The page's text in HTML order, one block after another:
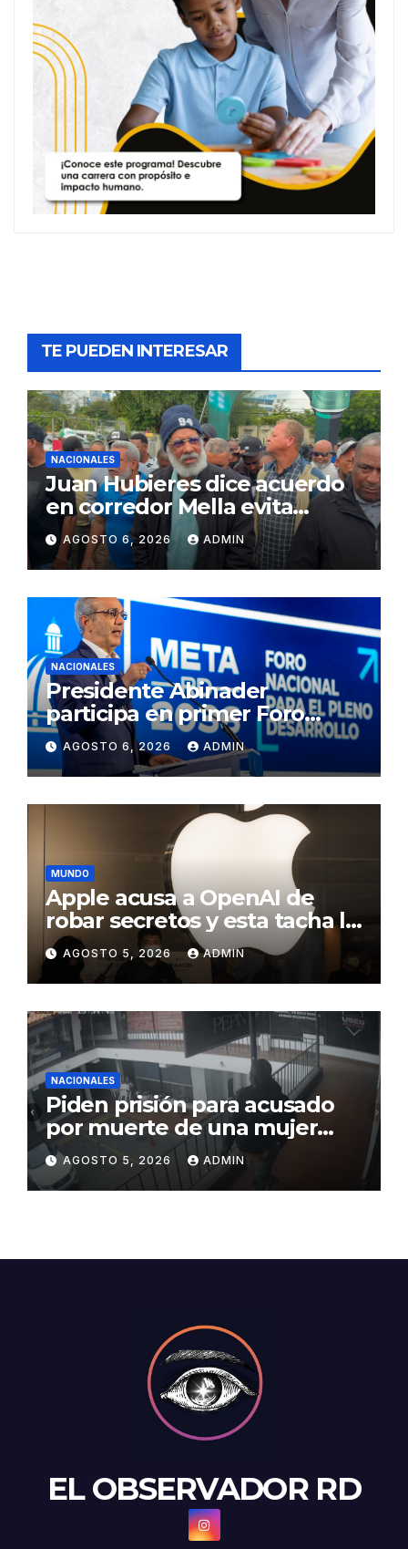
TE PUEDEN INTERESAR
NACIONALES
Juan Hubieres dice acuerdo
en corredor Mella evita
conflictos innecesarios
AGOSTO 6, 2026 ADMIN
NACIONALES
Presidente Abinader
participa en primer Foro
Meta RD 2036 con miras a
impulsar el crecimiento
económico, fortalecer las
instituciones y elevar la
productividad
AGOSTO 6, 2026 ADMIN
MUNDO
Apple acusa a OpenAI de
robar secretos y esta tacha la
demanda de «agresiva y
personal»
AGOSTO 5, 2026 ADMIN
NACIONALES
Piden prisión para acusado
por muerte de una mujer
durante intento de robo en
plaza comercial en Piantini
AGOSTO 5, 2026 ADMIN
EL OBSERVADOR RD